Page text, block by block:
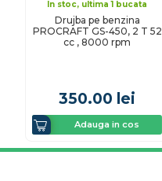
In stoc, ultima 1 bucata
Drujba pe benzina
PROCRAFT GS-450, 2 T 52
cc , 8000 rpm
350.00 lei
Adauga in cos